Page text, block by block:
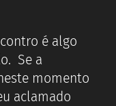
é algo
Se a
momento
aclamado